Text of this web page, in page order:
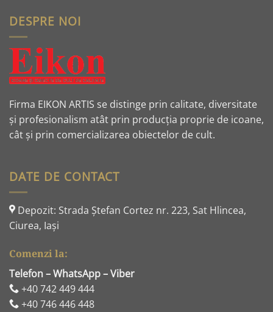
DESPRE NOI
Firma EIKON ARTIS se distinge prin calitate, diversitate
și profesionalism atât prin producția proprie de icoane,
cât și prin comercializarea obiectelor de cult.
DATE DE CONTACT
Depozit: Strada Ştefan Cortez nr. 223, Sat Hlincea,
Ciurea, Iaşi
Comenzi la:
Telefon – WhatsApp – Viber
+40 742 449 444
+40 746 446 448